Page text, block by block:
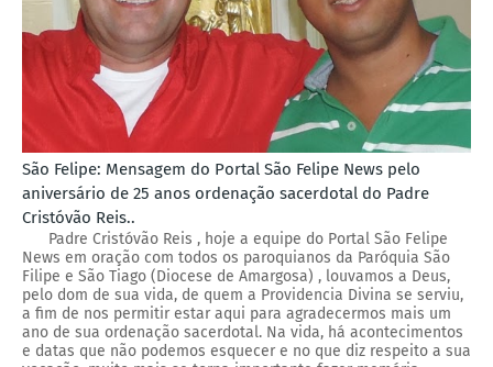
São Felipe: Mensagem do Portal São Felipe News pelo
aniversário de 25 anos ordenação sacerdotal do Padre
Cristóvão Reis..
Padre Cristóvão Reis , hoje a equipe do Portal São Felipe
News em oração com todos os paroquianos da Paróquia São
Filipe e São Tiago (Diocese de Amargosa) , louvamos a Deus,
pelo dom de sua vida, de quem a Providencia Divina se serviu,
a fim de nos permitir estar aqui para agradecermos mais um
ano de sua ordenação sacerdotal. Na vida, há acontecimentos
e datas que não podemos esquecer e no que diz respeito a sua